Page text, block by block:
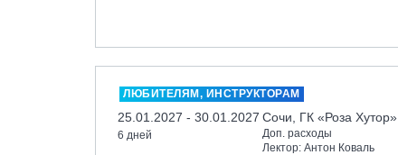
ЛЮБИТЕЛЯМ, ИНСТРУКТОРАМ
25.01.2027 - 30.01.2027
6 дней
Сочи, ГК «Роза Хутор»
Доп. расходы
Лектор: Антон Коваль